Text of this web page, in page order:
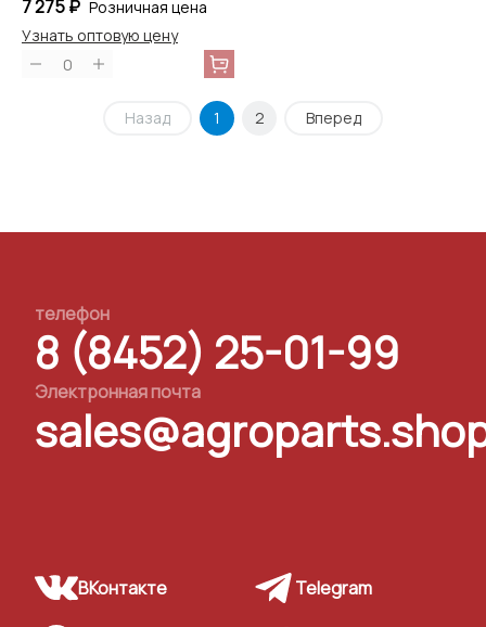
7 275 ₽ Розничная цена
Узнать оптовую цену
0
Назад 1 2 Вперед
телефон
8 (8452) 25-01-99
Электронная почта
ВКонтакте Telegram